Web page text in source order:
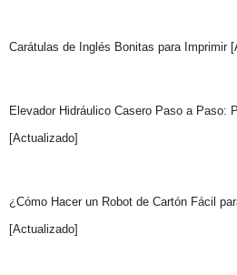
Carátulas de Inglés Bonitas para Imprimir
Elevador Hidráulico Casero Paso a Paso:
[Actualizado]
¿Cómo Hacer un Robot de Cartón Fácil
[Actualizado]